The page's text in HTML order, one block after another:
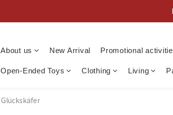
新
About us New Arrival Promotional
Open-Ended Toys Clothing Living